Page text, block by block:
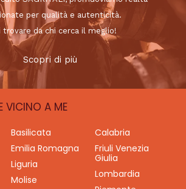
per qualità e autenticità.
trovare da chi cerca il meglio!
Scopri di più
VICINO A ME
Basilicata
Calabria
Emilia Romagna
Friuli Venezia
Giulia
Liguria
Lombardia
Molise